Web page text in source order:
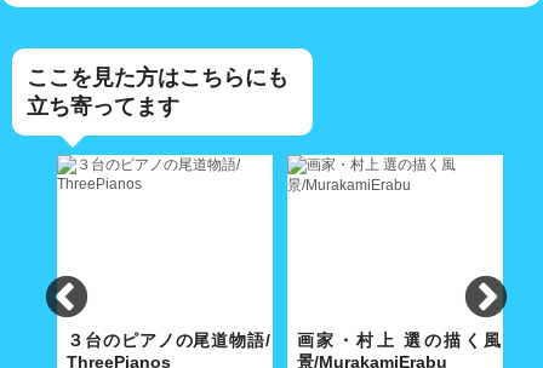
ここを見た方はこちらにも
立ち寄ってます
３台のピアノの尾道物語/
ThreePianos
画家・村上 選の描く風
景/MurakamiErabu